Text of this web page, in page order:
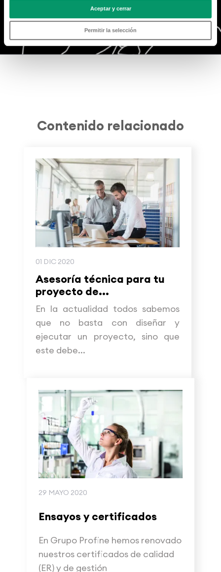
Aceptar y cerrar
Permitir la selección
Contenido relacionado
01 DIC 2020
Asesoría técnica para tu
proyecto de...
En la actualidad todos sabemos
que no basta con diseñar y
ejecutar un proyecto, sino que
este debe...
29 MAYO 2020
Ensayos y certificados
En Grupo Profine hemos renovado
nuestros certificados de calidad
(ER) y de gestión